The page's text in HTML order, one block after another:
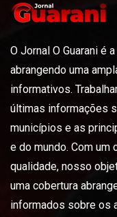
O Jornal O Guarani é
abrangendo uma
informativos.
últimas informações
municípios e as
e do mundo. Com um
qualidade, nosso
uma cobertura
informados sobre os